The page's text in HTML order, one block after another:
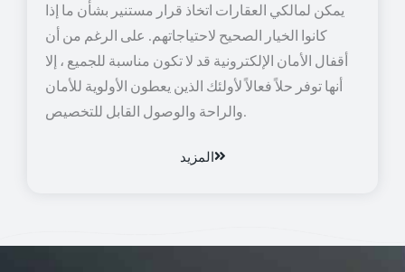
يمكن لمالكي العقارات اتخاذ قرار مستنير بشأن ما إذا
كانوا الخيار الصحيح لاحتياجاتهم. على الرغم من أن
أقفال الأمان الإلكترونية قد لا تكون مناسبة للجميع ، إلا
أنها توفر حلاً فعالاً لأولئك الذين يعطون الأولوية للأمان
والراحة والوصول القابل للتخصيص.
المزيد